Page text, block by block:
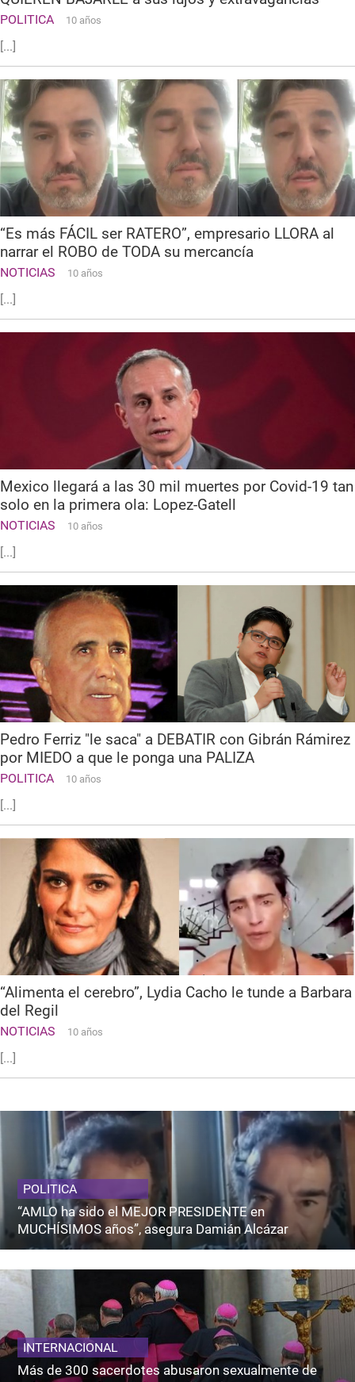
POLITICA 10 años
[...]
“Es más FÁCIL ser RATERO”, empresario LLORA al
narrar el ROBO de TODA su mercancía
NOTICIAS 10 años
[...]
Mexico llegará a las 30 mil muertes por Covid-19 tan
solo en la primera ola: Lopez-Gatell
NOTICIAS 10 años
[...]
Pedro Ferriz "le saca" a DEBATIR con Gibrán Rámirez
por MIEDO a que le ponga una PALIZA
POLITICA 10 años
[...]
“Alimenta el cerebro”, Lydia Cacho le tunde a Barbara
del Regil
NOTICIAS 10 años
[...]
POLITICA
“AMLO ha sido el MEJOR PRESIDENTE en
MUCHÍSIMOS años”, asegura Damián Alcázar
INTERNACIONAL
Más de 300 sacerdotes abusaron sexualmente de